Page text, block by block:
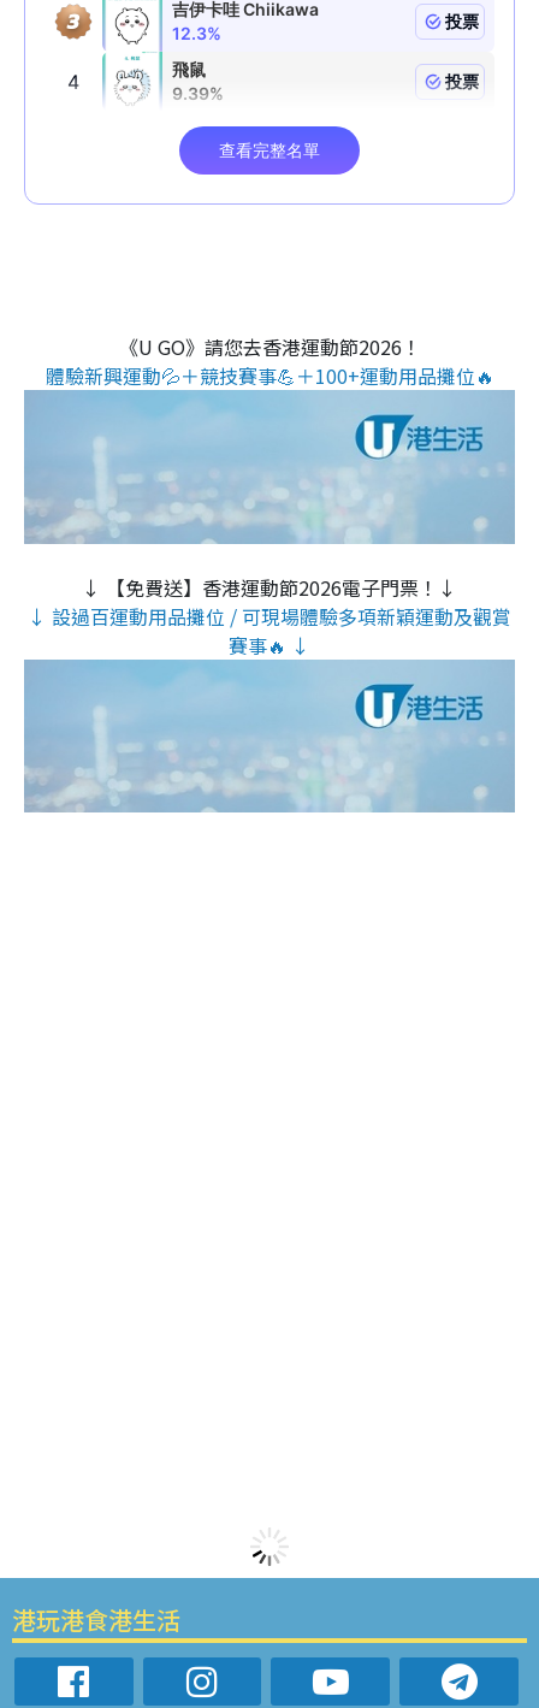
《U GO》請您去香港運動節2026！
體驗新興運動💦＋競技賽事💪＋100+運動用品攤位🔥
↓ 【免費送】香港運動節2026電子門票！↓
↓ 設過百運動用品攤位 / 可現場體驗多項新穎運動及觀賞
賽事🔥 ↓
港玩港食港生活